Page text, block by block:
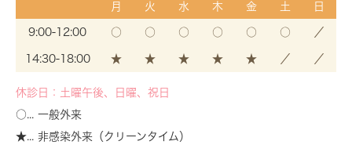
月 火 水 木 金 土 日
9:00-12:00 ○ ○ ○ ○ ○ ○ ／
14:30-18:00 ★ ★ ★ ★ ★ ／ ／
休診日：土曜午後、日曜、祝日
○... 一般外来
★... 非感染外来（クリーンタイム）